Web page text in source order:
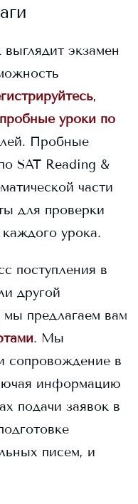
экзамен
,
уроки по
Пробные
SAT Reading &
части
для проверки
урока.
поступления в
другой
мы предлагаем вам
. Мы
сопровождение в
информацию
подачи заявок в
писем, и